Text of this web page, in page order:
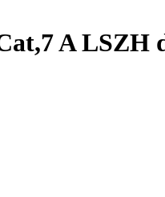
A LSZH